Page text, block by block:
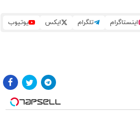
اینستاگرام تلگرام ایکس یوتیوب